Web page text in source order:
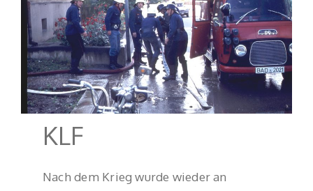
KLF
Nach dem Krieg wurde wieder an